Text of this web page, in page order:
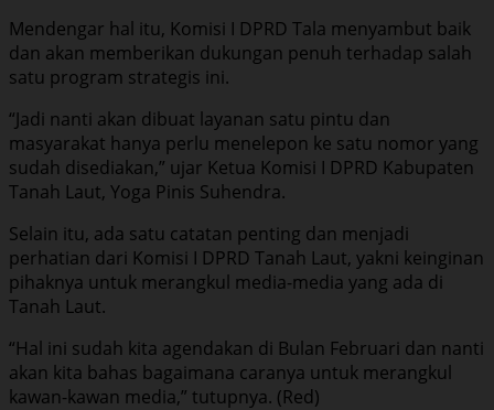
Mendengar hal itu, Komisi I DPRD Tala menyambut baik
dan akan memberikan dukungan penuh terhadap salah
satu program strategis ini.
“Jadi nanti akan dibuat layanan satu pintu dan
masyarakat hanya perlu menelepon ke satu nomor yang
sudah disediakan,” ujar Ketua Komisi I DPRD Kabupaten
Tanah Laut, Yoga Pinis Suhendra.
Selain itu, ada satu catatan penting dan menjadi
perhatian dari Komisi I DPRD Tanah Laut, yakni keinginan
pihaknya untuk merangkul media-media yang ada di
Tanah Laut.
“Hal ini sudah kita agendakan di Bulan Februari dan nanti
akan kita bahas bagaimana caranya untuk merangkul
kawan-kawan media,” tutupnya. (Red)